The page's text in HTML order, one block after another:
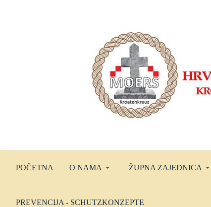
POČETNA O NAMA ŽUPNA ZAJEDNICA
PREVENCIJA - SCHUTZKONZEPTE